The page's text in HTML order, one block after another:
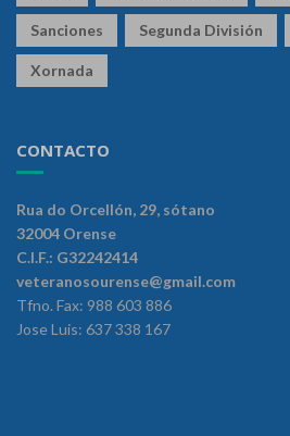
Sanciones Segunda División
Xornada
CONTACTO
Rua do Orcellón, 29, sótano
32004 Orense
C.I.F.: G32242414
veteranosourense@gmail.com
Tfno. Fax: 988 603 886
Jose Luis: 637 338 167